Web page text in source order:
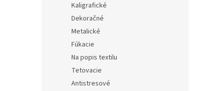
Kaligrafické
Dekoračné
Metalické
Fúkacie
Na popis textilu
Tetovacie
Antistresové